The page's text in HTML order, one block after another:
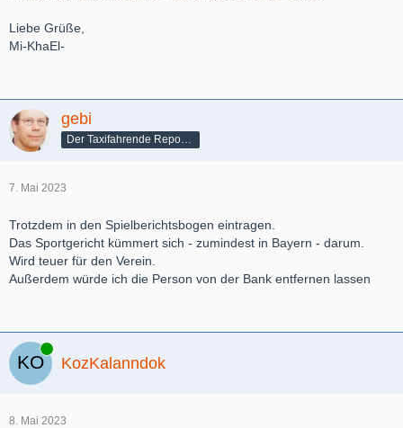
Liebe Grüße,
Mi-KhaEl-
gebi
7. Mai 2023
Trotzdem in den Spielberichtsbogen eintragen.
Das Sportgericht kümmert sich - zumindest in Bayern - darum.
Wird teuer für den Verein.
Außerdem würde ich die Person von der Bank entfernen lassen
Online
KozKalanndok
8. Mai 2023